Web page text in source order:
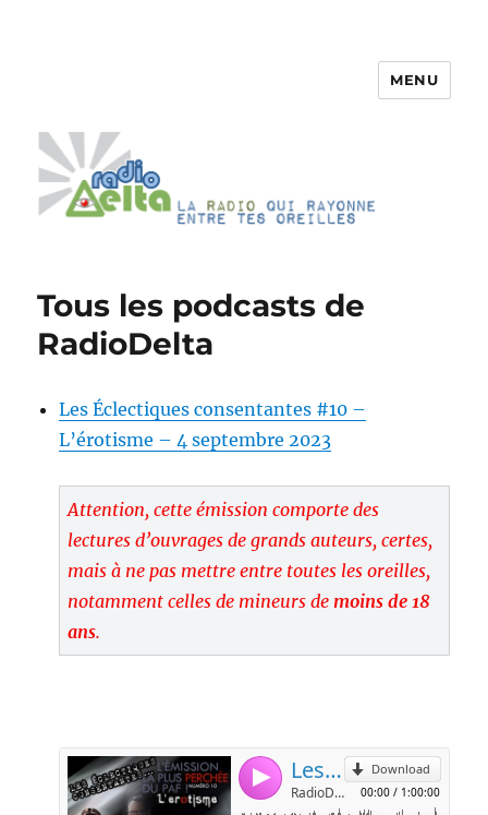
MENU
Tous les podcasts de
RadioDelta
Les Éclectiques consentantes #10 –
L’érotisme – 4 septembre 2023
Attention, cette émission comporte des
lectures d’ouvrages de grands auteurs, certes,
mais à ne pas mettre entre toutes les oreilles,
notamment celles de mineurs demoins de 18
ans.